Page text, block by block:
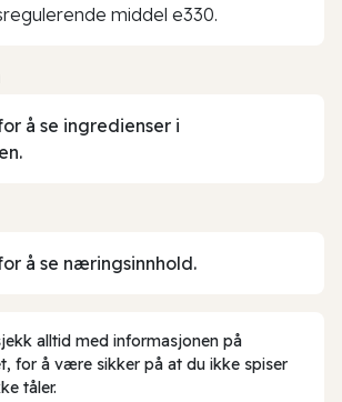
middel e330.
å se ingredienser i
å se næringsinnhold.
alltid med informasjonen på
for å være sikker på at du ikke spiser
tåler.